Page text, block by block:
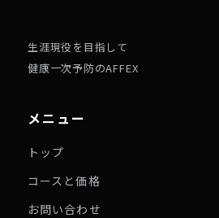
生涯現役を目指して
健康一次予防のAFFEX
メニュー
トップ
コースと価格
お問い合わせ